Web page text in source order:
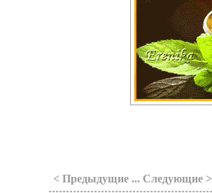
< Предыдущие ... Следующие >